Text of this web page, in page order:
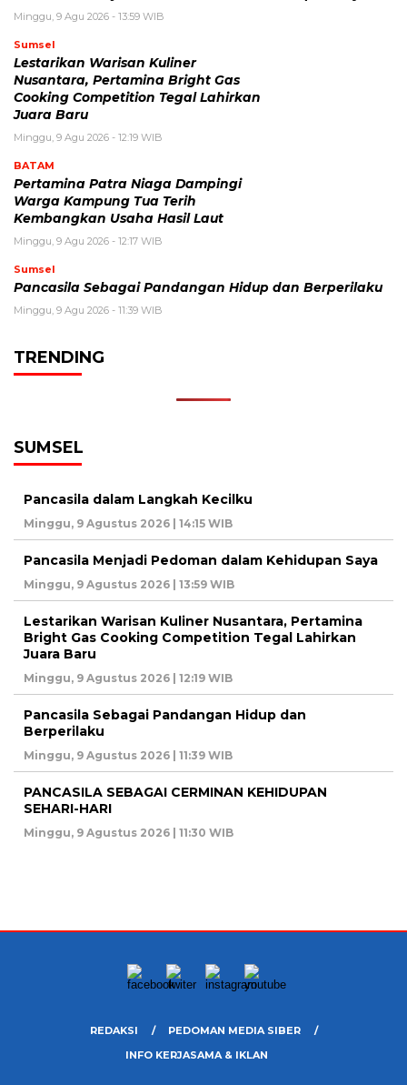
Minggu, 9 Agu 2026 - 13:59 WIB
Sumsel
Lestarikan Warisan Kuliner
Nusantara, Pertamina Bright Gas
Cooking Competition Tegal Lahirkan
Juara Baru
Minggu, 9 Agu 2026 - 12:19 WIB
BATAM
Pertamina Patra Niaga Dampingi
Warga Kampung Tua Terih
Kembangkan Usaha Hasil Laut
Minggu, 9 Agu 2026 - 12:17 WIB
Sumsel
Pancasila Sebagai Pandangan Hidup dan Berperilaku
Minggu, 9 Agu 2026 - 11:39 WIB
TRENDING
SUMSEL
Pancasila dalam Langkah Kecilku
Minggu, 9 Agustus 2026 | 14:15 WIB
Pancasila Menjadi Pedoman dalam Kehidupan Saya
Minggu, 9 Agustus 2026 | 13:59 WIB
Lestarikan Warisan Kuliner Nusantara, Pertamina
Bright Gas Cooking Competition Tegal Lahirkan
Juara Baru
Minggu, 9 Agustus 2026 | 12:19 WIB
Pancasila Sebagai Pandangan Hidup dan
Berperilaku
Minggu, 9 Agustus 2026 | 11:39 WIB
PANCASILA SEBAGAI CERMINAN KEHIDUPAN
SEHARI-HARI
Minggu, 9 Agustus 2026 | 11:30 WIB
REDAKSI
PEDOMAN MEDIA SIBER
INFO KERJASAMA & IKLAN